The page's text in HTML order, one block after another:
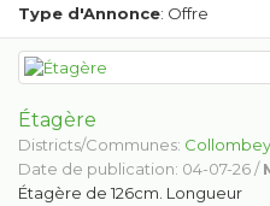
Type d'Annonce: Offre
Étagère
Districts/Communes:
Date de publication: 04-07-26 /
Étagère de 126cm.